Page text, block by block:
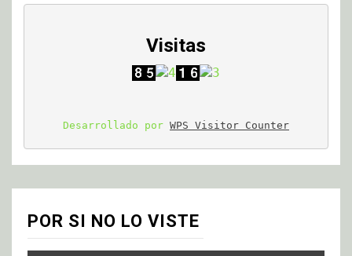
Visitas
Desarrollado por WPS Visitor Counter
POR SI NO LO VISTE